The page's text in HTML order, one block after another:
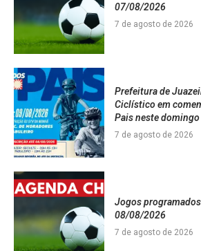
07/08/2026
7 de agosto de 2026
Prefeitura de
Ciclístico em
Pais neste domingo
7 de agosto de 2026
Jogos
08/08/2026
7 de agosto de 2026